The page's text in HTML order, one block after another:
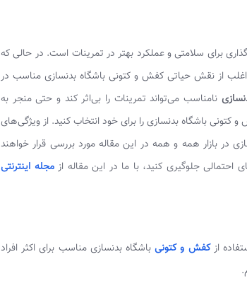
برای سلامتی و عملکرد بهتر در تمرینات است. در حالی که
اغلب از نقش حیاتی کفش و کتونی باشگاه بدنسازی مناسب در
نامناسب می‌تواند تمرینات را بی‌اثر کند و حتی منجر به
باشگاه بدنسازی را برای خود انتخاب کنید. از ویژگی‌های
در بازار همه و همه در این مقاله مورد بررسی قرار خواهند
جلوگیری کنید، با ما در این مقاله ازمجله اینترنتی
ازکفش و کتونیباشگاه بدنسازی مناسب برای اکثر افراد